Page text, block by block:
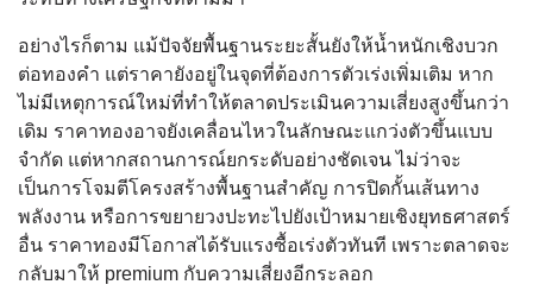
อย่างไรก็ตาม แม้ปัจจัยพื้นฐานระยะสั้นยังให้น้ำหนักเชิงบวก
ต่อทองคำ แต่ราคายังอยู่ในจุดที่ต้องการตัวเร่งเพิ่มเติม หาก
ไม่มีเหตุการณ์ใหม่ที่ทำให้ตลาดประเมินความเสี่ยงสูงขึ้นกว่า
เดิม ราคาทองอาจยังเคลื่อนไหวในลักษณะแกว่งตัวขึ้นแบบ
จำกัด แต่หากสถานการณ์ยกระดับอย่างชัดเจน ไม่ว่าจะ
เป็นการโจมตีโครงสร้างพื้นฐานสำคัญ การปิดกั้นเส้นทาง
พลังงาน หรือการขยายวงปะทะไปยังเป้าหมายเชิงยุทธศาสตร์
อื่น ราคาทองมีโอกาสได้รับแรงซื้อเร่งตัวทันที เพราะตลาดจะ
กลับมาให้ premium กับความเสี่ยงอีกระลอก